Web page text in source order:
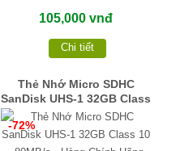
105,000 vnđ
Chi tiết
Thẻ Nhớ Micro SDHC
SanDisk UHS-1 32GB Class
10 - 80MB/s - Hàng Chính
Hãng
-72%